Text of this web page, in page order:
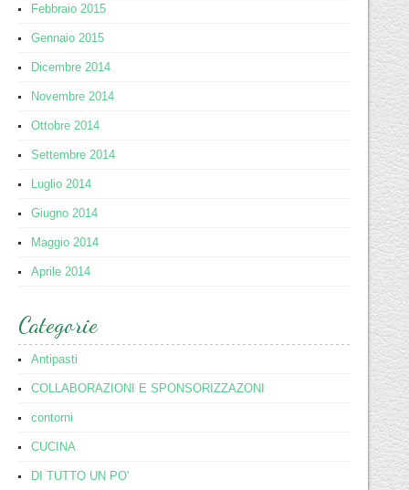
Febbraio 2015
Gennaio 2015
Dicembre 2014
Novembre 2014
Ottobre 2014
Settembre 2014
Luglio 2014
Giugno 2014
Maggio 2014
Aprile 2014
Categorie
Antipasti
COLLABORAZIONI E SPONSORIZZAZONI
contorni
CUCINA
DI TUTTO UN PO'